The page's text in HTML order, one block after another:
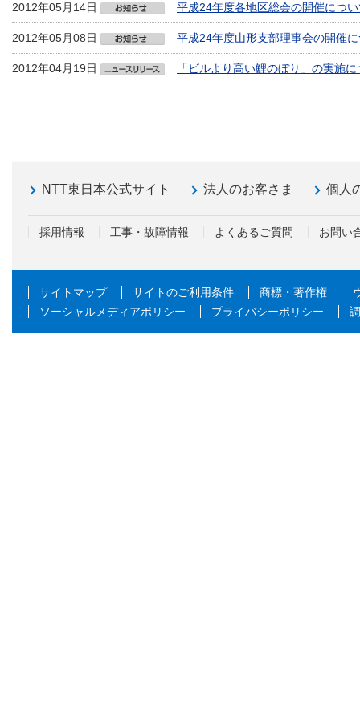
2012年05月14日 平成24年度各地区総会の開催につ
2012年05月08日 平成24年度山形支部理事会の開催
2012年04月19日 「ビルより高い鯉のぼり」の実施
NTT東日本公式サイト 法人のお客さま 個人
採用情報 工事・故障情報 よくあるご質問 お問い
サイトマップ サイトのご利用条件 商標・著作権
ソーシャルメディアポリシー
プライバシーポリシー